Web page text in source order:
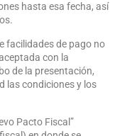
hasta esa fecha, así
facilidades de pago no
con la
de la presentación,
las condiciones y los
Pacto Fiscal”